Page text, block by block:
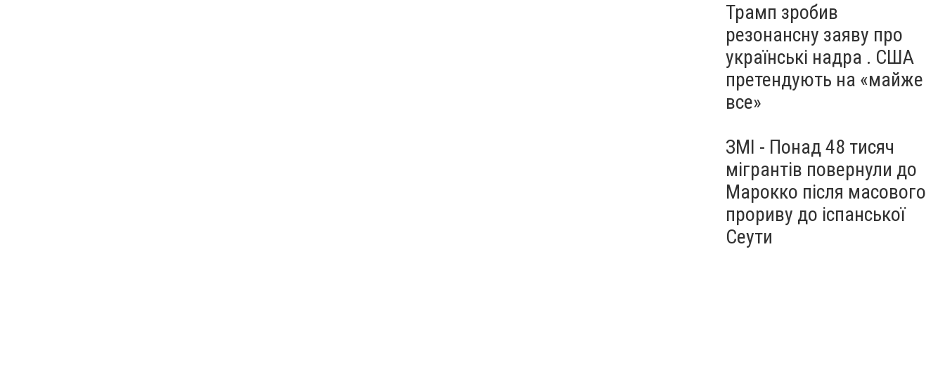
Трамп зробив
резонансну заяву про
українські надра . США
претендують на «майже
все»
ЗМІ - Понад 48 тисяч
мігрантів повернули до
Марокко після масового
прориву до іспанської
Сеути